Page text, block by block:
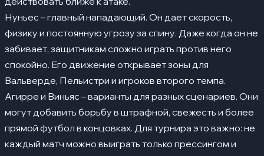
Нуньес – главный нападающий. Он дает скорость,
физику и постоянную угрозу за спину. Даже когда он не
забивает, защитникам сложно играть против него
спокойно. Его движение открывает зоны для
Вальверде, Пельистри и игроков второго темпа.
Агирре и Виньяс – варианты для разных сценариев. Они
могут добавить борьбу в штрафной, свежесть и более
прямой футбол в концовках. Для турнира это важно: не
каждый матч можно выиграть только прессингом и